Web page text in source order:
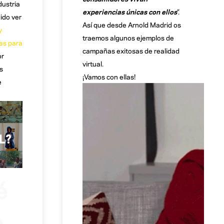
experiencias únicas con ellos”.
Así que desde Arnold Madrid os
traemos algunos ejemplos de
campañas exitosas de realidad
virtual.
¡Vamos con ellas!
ver
para